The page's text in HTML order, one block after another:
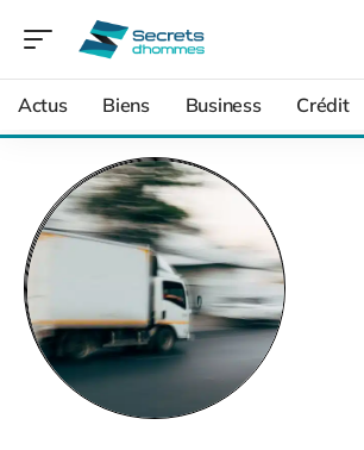
Actus Biens Business Crédit